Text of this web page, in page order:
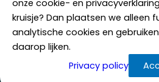
onze cookie- en
kruisje? Dan plaatsen we alleen
analytische cookies en
daarop lijken.
Privacy policy